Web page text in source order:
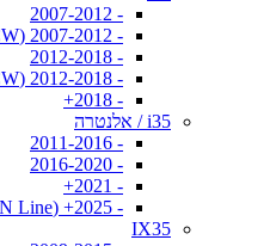
- 2007-2012
- 2007-2012 (CW סטיישן)
- 2012-2018
- 2012-2018 (CW סטיישן)
- 2018+
i35 / אלנטרה
- 2011-2016
- 2016-2020
- 2021+
- 2025+ (N Line)
IX35